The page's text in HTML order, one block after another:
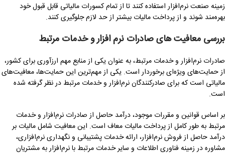
زمینه صنعت نرم‌افزار استفاده کنند تا از تمام کسورات مالیاتی قابل قبول خود
بهره‌مند شوند و از پرداخت مالیات بیشتر از حد لازم جلوگیری کنند.
بررسی معافیت های صادرات نرم افزار و خدمات مرتبط
صادرات نرم‌افزار و خدمات مرتبط، به عنوان یکی از منابع مهم ارزآوری برای کشور،
از حمایت‌های ویژه‌ای برخوردار است. یکی از مهم‌ترین این حمایت‌ها، معافیت‌های
مالیاتی است که برای صادرکنندگان نرم‌افزار و خدمات مرتبط در نظر گرفته شده
است.
بر اساس قوانین و مقررات موجود، درآمد حاصل از صادرات نرم‌افزار و خدمات
مرتبط به طور کامل از پرداخت مالیات معاف است. این معافیت شامل مالیات بر
درآمد حاصل از فروش نرم‌افزار، ارائه خدمات پشتیبانی و نگهداری نرم‌افزاری،
مشاوره در زمینه فناوری اطلاعات و سایر خدمات مرتبط با نرم‌افزار به مشتریان